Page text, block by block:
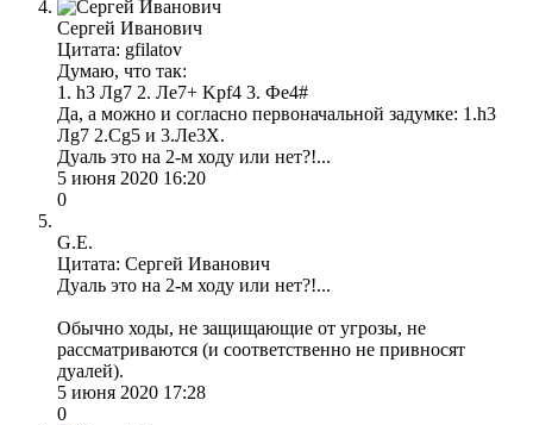
Сергей Иванович
Цитата: gfilatov
Думаю, что так:
1. h3 Лg7 2. Лe7+ Kрf4 3. Фe4#
Да, а можно и согласно первоначальной задумке: 1.h3
Лg7 2.Сg5 и 3.Ле3Х.
Дуаль это на 2-м ходу или нет?!...
5 июня 2020 16:20
0
G.E.
Цитата: Сергей Иванович
Дуаль это на 2-м ходу или нет?!...
Обычно ходы, не защищающие от угрозы, не
рассматриваются (и соответственно не привносят
дуалей).
5 июня 2020 17:28
0